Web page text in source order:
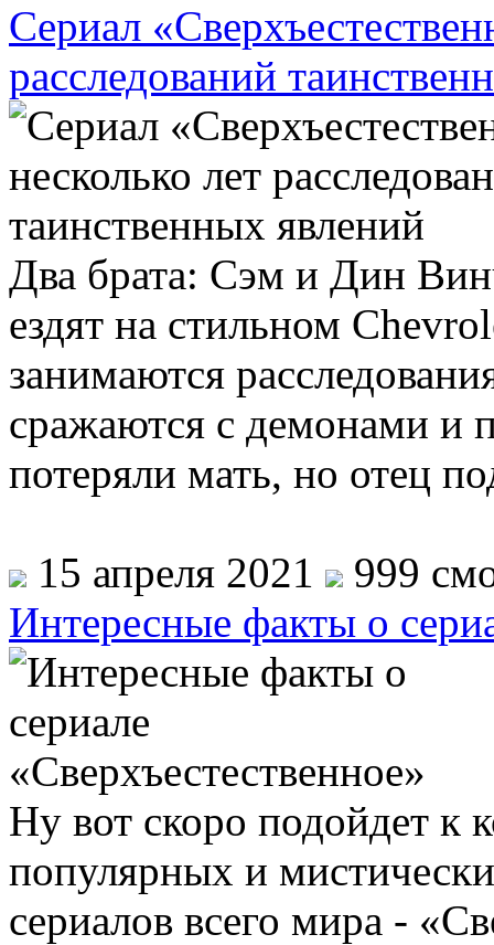
Сериал
расследований
Два брата: Сэм и Дин
ездят на стильном
занимаются
сражаются с демонами и
потеряли мать, но отец
15 апреля 2021
999
Интересные факты о
Ну вот скоро подойдет к
популярных и
сериалов всего мира -